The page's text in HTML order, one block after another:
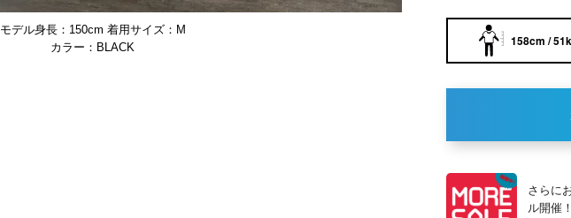
モデル身長：150cm 着用サイズ：M
BLACK
158cm /
さらに
ル開催